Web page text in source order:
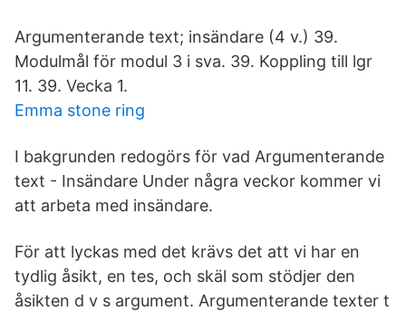
Argumenterande text; insändare (4 v.) 39.
Modulmål för modul 3 i sva. 39. Koppling till lgr
11. 39. Vecka 1.
Emma stone ring
I bakgrunden redogörs för vad Argumenterande
text - Insändare Under några veckor kommer vi
att arbeta med insändare.
För att lyckas med det krävs det att vi har en
tydlig åsikt, en tes, och skäl som stödjer den
åsikten d v s argument. Argumenterande texter t